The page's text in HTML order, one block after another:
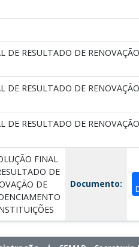
DE RESULTADO DE
DE RESULTADO DE
DE RESULTADO DE
FINAL
DE
DE
Documento: